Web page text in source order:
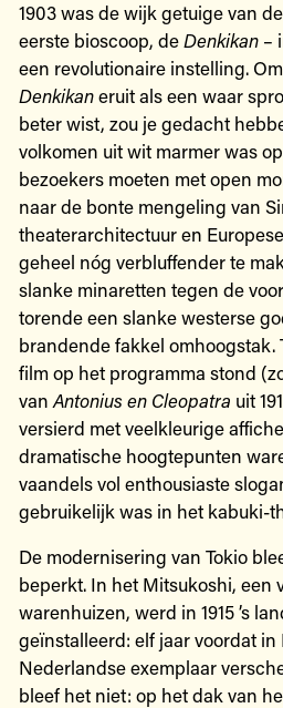
1903 was de wijk getuige van
eerste bioscoop, deDenkikan–
een revolutionaire instelling.
Denkikaneruit als een waar
beter wist, zou je gedacht
volkomen uit wit marmer was
bezoekers moeten met open
naar de bonte mengeling van
theaterarchitectuur en
geheel nóg verbluffender te
slanke minaretten tegen de
torende een slanke westerse
brandende fakkel omhoogstak.
film op het programma stond
van Antonius en Cleopatra uit
versierd met veelkleurige
dramatische hoogtepunten
vaandels vol enthousiaste
gebruikelijk was in het kabuki-
De modernisering van Tokio
beperkt. In het Mitsukoshi, een
warenhuizen, werd in 1915 ’s
geïnstalleerd: elf jaar voordat in
Nederlandse exemplaar
bleef het niet: op het dak van